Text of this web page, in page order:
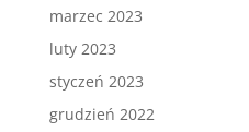
marzec 2023
luty 2023
styczeń 2023
grudzień 2022